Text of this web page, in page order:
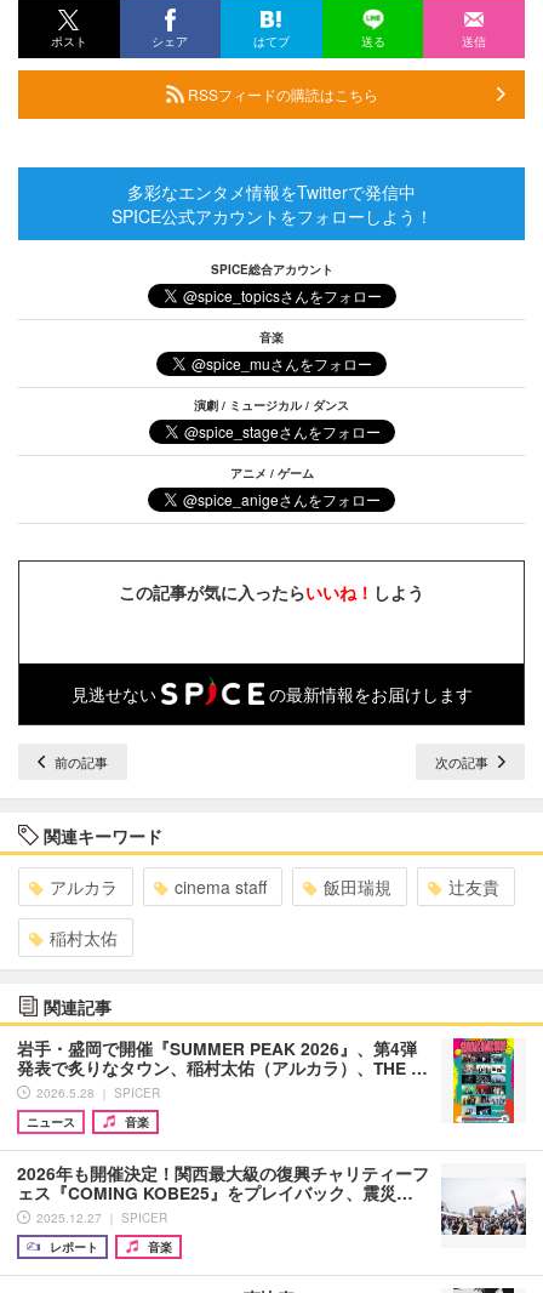
ポスト シェア はてブ 送る 送信
RSSフィードの購読はこちら
多彩なエンタメ情報をTwitterで発信中
SPICE公式アカウントをフォローしよう！
SPICE総合アカウント
音楽
演劇 / ミュージカル / ダンス
アニメ / ゲーム
この記事が気に入ったらいいね！ しよう
見逃せない の最新情報をお届けします
前の記事 次の記事
関連キーワード
アルカラ cinema staff 飯田瑞規 辻友貴
稲村太佑
関連記事
岩手・盛岡で開催『SUMMER PEAK 2026』、第4弾
発表で炙りなタウン、稲村太佑（アルカラ）、THE …
2026.5.28 ｜ SPICER
ニュース
音楽
2026年も開催決定！関西最大級の復興チャリティーフ
ェス『COMING KOBE25』をプレイバック、震災…
2025.12.27 ｜ SPICER
レポート
音楽